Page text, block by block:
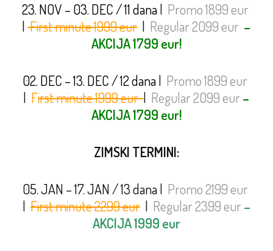
23. NOV – 03. DEC / 11 dana| Promo 1899 eur
|First minute 1999 eur | Regular 2099 eur –
AKCIJA 1799 eur!
02. DEC – 13. DEC / 12 dana| Promo 1899 eur
| First minute 1999 eur| Regular 2099 eur–
AKCIJA 1799 eur!
ZIMSKI TERMINI:
05. JAN – 17. JAN / 13 dana | Promo 2199 eur
| First minute 2299 eur | Regular 2399 eur–
AKCIJA 1999 eur